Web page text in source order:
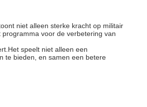
niet alleen sterke kracht op militair
voor de verbetering van
speelt niet alleen een
te bieden, en samen een betere